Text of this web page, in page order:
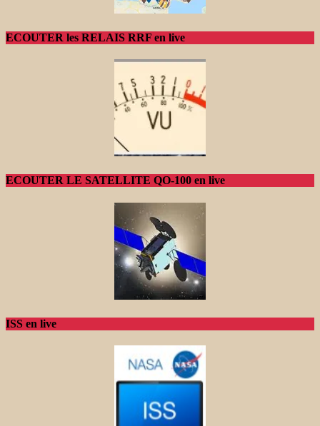
ECOUTER les RELAIS RRF en live
ECOUTER LE SATELLITE QO-100 en live
ISS en live